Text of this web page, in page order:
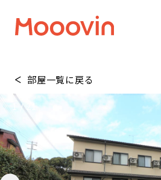
部屋一覧に戻る
/ 21